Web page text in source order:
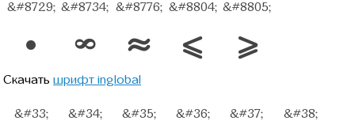
&#8729;
∙
&#8734;
∞
&#8776;
≈
&#8804;
≤
&#8805;
≥
Скачать шрифт inglobal
&#33; &#34; &#35; &#36; &#37; &#38;